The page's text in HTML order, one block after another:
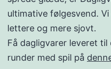
ultimative følgesvend.
lettere og mere sjovt.
Få dagligvarer leveret
runder med spil på